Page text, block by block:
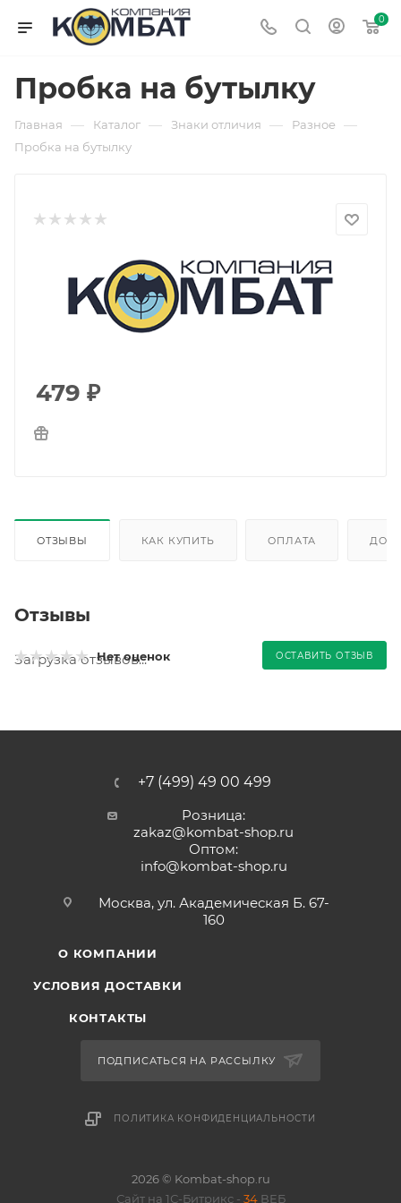
0
Пробка на бутылку
Главная — Каталог — Знаки отличия — Разное —
Пробка на бутылку
479 ₽
ОТЗЫВЫ КАК КУПИТЬ ОПЛАТА
Отзывы
Нет оценок ОСТАВИТЬ ОТЗЫВ
Загрузка отзывов...
+7 (499) 49 00 499
Розница:
zakaz@kombat-shop.ru
Оптом:
info@kombat-shop.ru
Москва, ул. Академическая Б. 67-
160
О КОМПАНИИ
УСЛОВИЯ ДОСТАВКИ
КОНТАКТЫ
ПОДПИСАТЬСЯ НА РАССЫЛКУ
ПОЛИТИКА КОНФИДЕНЦИАЛЬНОСТИ
2026 © Kombat-shop.ru
Сайт на 1С-Битрикс - 34 ВЕБ